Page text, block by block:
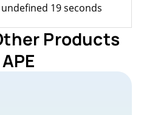
19 seconds
Products